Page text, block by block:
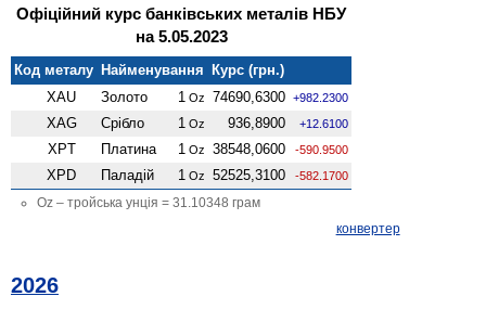
Офіційний курс банківських металів НБУ
на 5.05.2023
Код металу Найменування
Курс (грн.)
XAU
Золото 1 Oz 74690,6300 +982.2300
XAG Срібло 1 Oz 936,8900 +12.6100
XPT Платина 1 Oz 38548,0600 -590.9500
XPD Паладій 1 Oz 52525,3100 -582.1700
Oz – тройська унція = 31.10348 грам
конвертер
2026